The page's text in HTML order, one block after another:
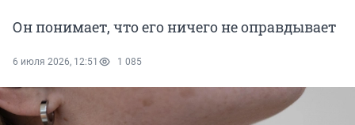
Он понимает, что его ничего не оправдывает
6 июля 2026, 12:51 1 085